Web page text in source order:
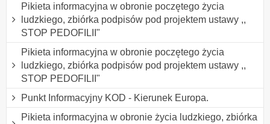
Pikieta informacyjna w obronie poczętego życia
ludzkiego, zbiórka podpisów pod projektem ustawy ,,
STOP PEDOFILII"
Pikieta informacyjna w obronie poczętego życia
ludzkiego, zbiórka podpisów pod projektem ustawy ,,
STOP PEDOFILII"
Punkt Informacyjny KOD - Kierunek Europa.
Pikieta informacyjna w obronie życia ludzkiego, zbiórka